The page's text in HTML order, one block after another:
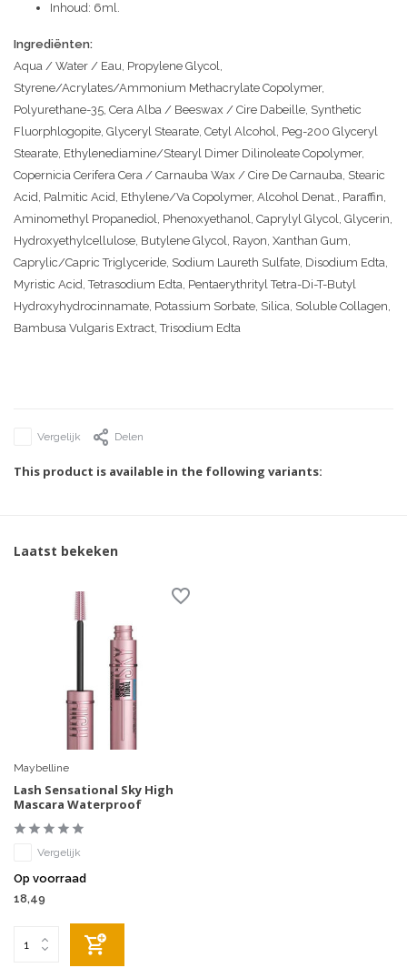
Inhoud: 6ml.
Ingrediënten:
Aqua / Water / Eau, Propylene Glycol,
Styrene/Acrylates/Ammonium Methacrylate Copolymer,
Polyurethane-35, Cera Alba / Beeswax / Cire Dabeille, Synthetic
Fluorphlogopite, Glyceryl Stearate, Cetyl Alcohol, Peg-200 Glyceryl
Stearate, Ethylenediamine/Stearyl Dimer Dilinoleate Copolymer,
Copernicia Cerifera Cera / Carnauba Wax / Cire De Carnauba, Stearic
Acid, Palmitic Acid, Ethylene/Va Copolymer, Alcohol Denat., Paraffin,
Aminomethyl Propanediol, Phenoxyethanol, Caprylyl Glycol, Glycerin,
Hydroxyethylcellulose, Butylene Glycol, Rayon, Xanthan Gum,
Caprylic/Capric Triglyceride, Sodium Laureth Sulfate, Disodium Edta,
Myristic Acid, Tetrasodium Edta, Pentaerythrityl Tetra-Di-T-Butyl
Hydroxyhydrocinnamate, Potassium Sorbate, Silica, Soluble Collagen,
Bambusa Vulgaris Extract, Trisodium Edta
Vergelijk Delen
This product is available in the following variants:
Laatst bekeken
Maybelline
Lash Sensational Sky High
Mascara Waterproof
Vergelijk
Op voorraad
18,49